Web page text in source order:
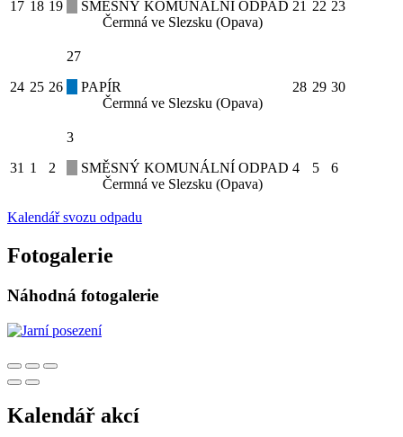
17 18 19
SMĚSNÝ KOMUNÁLNÍ ODPAD
Čermná ve Slezsku (Opava)
21 22 23
24 25 26
27
PAPÍR
Čermná ve Slezsku (Opava)
28 29 30
31 1 2
3
SMĚSNÝ KOMUNÁLNÍ ODPAD
Čermná ve Slezsku (Opava)
4 5 6
Kalendář svozu odpadu
Fotogalerie
Náhodná fotogalerie
Kalendář akcí